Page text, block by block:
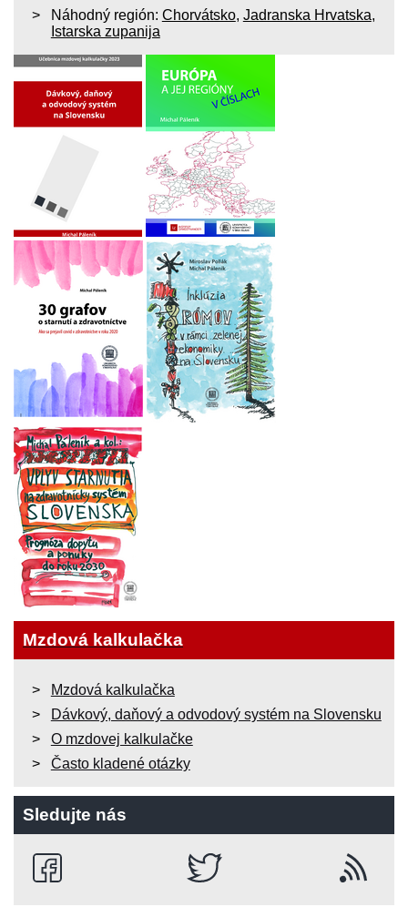
Náhodný región: Chorvátsko, Jadranska Hrvatska,
Istarska zupanija
Mzdová kalkulačka
Mzdová kalkulačka
Dávkový, daňový a odvodový systém na Slovensku
O mzdovej kalkulačke
Často kladené otázky
Sledujte nás